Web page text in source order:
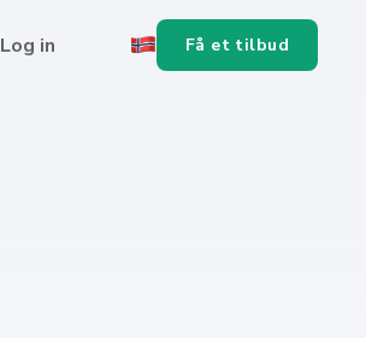
Log in Få et tilbud